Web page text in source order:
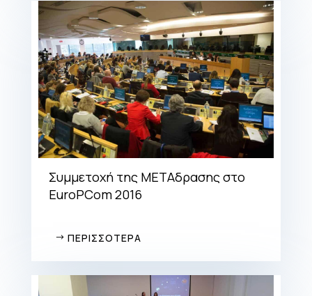
Συμμετοχή της ΜΕΤΑδρασης στο
EuroPCom 2016
ΠΕΡΙΣΣΟΤΕΡΑ